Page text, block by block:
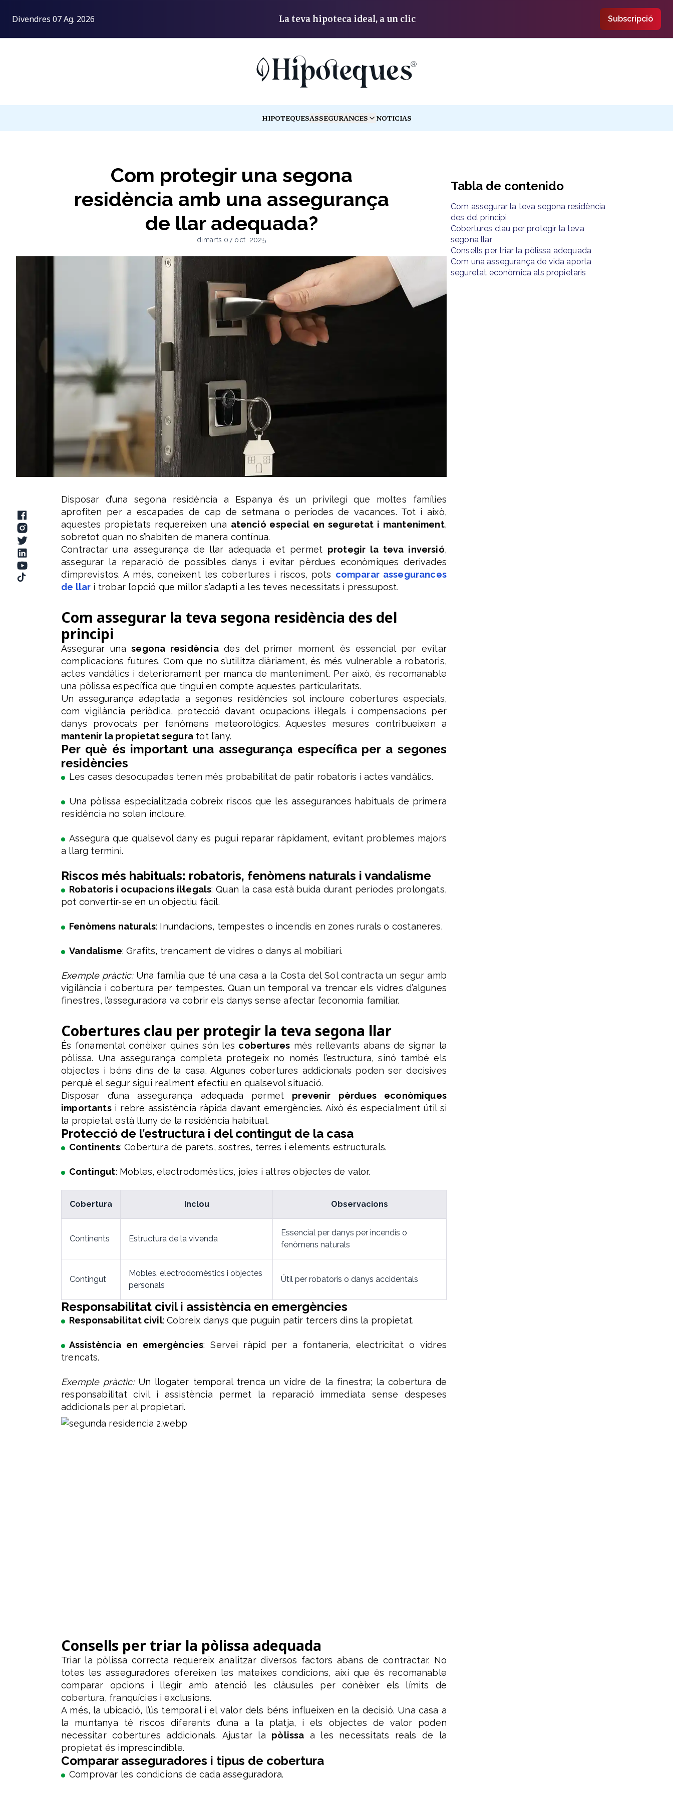
Divendres 07 Ag. 2026 La teva hipoteca ideal, a un clic Subscripció
HIPOTEQUESASSEGURANCES
TOGGLE MENU NOTICIAS
Com protegir una segona
residència amb una assegurança
de llar adequada?
dimarts 07 oct. 2025
Disposar d’una segona residència a Espanya és un privilegi que moltes famílies
aprofiten per a escapades de cap de setmana o períodes de vacances. Tot i això,
aquestes propietats requereixen una atenció especial en seguretat i manteniment,
sobretot quan no s’habiten de manera contínua.
Contractar una assegurança de llar adequada et permet protegir la teva inversió,
assegurar la reparació de possibles danys i evitar pèrdues econòmiques derivades
d’imprevistos. A més, coneixent les cobertures i riscos, pots comparar assegurances
de llar i trobar l’opció que millor s’adapti a les teves necessitats i pressupost.
Com assegurar la teva segona residència des del
principi
Assegurar unasegona residènciades del primer moment és essencial per evitar
complicacions futures. Com que no s’utilitza diàriament, és més vulnerable a robatoris,
actes vandàlics i deteriorament per manca de manteniment. Per això, és recomanable
una pòlissa específica que tingui en compte aquestes particularitats.
Un assegurança adaptada a segones residències sol incloure cobertures especials,
com vigilància periòdica, protecció davant ocupacions il·legals i compensacions per
danys provocats per fenòmens meteorològics. Aquestes mesures contribueixen a
mantenir la propietat segura tot l’any.
Per què és important una assegurança específica per a segones
residències
Les cases desocupades tenen més probabilitat de patir robatoris i actes vandàlics.
Una pòlissa especialitzada cobreix riscos que les assegurances habituals de primera
residència no solen incloure.
Assegura que qualsevol dany es pugui reparar ràpidament, evitant problemes majors
a llarg termini.
Riscos més habituals: robatoris, fenòmens naturals i vandalisme
Robatoris i ocupacions il·legals: Quan la casa està buida durant períodes prolongats,
pot convertir-se en un objectiu fàcil.
Fenòmens naturals: Inundacions, tempestes o incendis en zones rurals o costaneres.
Vandalisme: Grafits, trencament de vidres o danys al mobiliari.
Exemple pràctic:Una família que té una casa a la Costa del Sol contracta un segur amb
vigilància i cobertura per tempestes. Quan un temporal va trencar els vidres d’algunes
finestres, l’asseguradora va cobrir els danys sense afectar l’economia familiar.
Cobertures clau per protegir la teva segona llar
És fonamental conèixer quines són les cobertures més rellevants abans de signar la
pòlissa. Una assegurança completa protegeix no només l’estructura, sinó també els
objectes i béns dins de la casa. Algunes cobertures addicionals poden ser decisives
perquè el segur sigui realment efectiu en qualsevol situació.
Disposar d’una assegurança adequada permet prevenir pèrdues econòmiques
importantsi rebre assistència ràpida davant emergències. Això és especialment útil si
la propietat està lluny de la residència habitual.
Protecció de l’estructura i del contingut de la casa
Continents: Cobertura de parets, sostres, terres i elements estructurals.
Contingut: Mobles, electrodomèstics, joies i altres objectes de valor.
Cobertura Inclou Observacions
Continents Estructura de la vivenda
Essencial per danys per incendis o
fenòmens naturals
Contingut
Mobles, electrodomèstics i objectes
personals
Útil per robatoris o danys accidentals
Responsabilitat civil i assistència en emergències
Responsabilitat civil: Cobreix danys que puguin patir tercers dins la propietat.
Assistència en emergències: Servei ràpid per a fontaneria, electricitat o vidres
trencats.
Exemple pràctic:Un llogater temporal trenca un vidre de la finestra; la cobertura de
responsabilitat civil i assistència permet la reparació immediata sense despeses
addicionals per al propietari.
Consells per triar la pòlissa adequada
Triar la pòlissa correcta requereix analitzar diversos factors abans de contractar. No
totes les asseguradores ofereixen les mateixes condicions, així que és recomanable
comparar opcions i llegir amb atenció les clàusules per conèixer els límits de
cobertura, franquícies i exclusions.
A més, la ubicació, l’ús temporal i el valor dels béns influeixen en la decisió. Una casa a
la muntanya té riscos diferents d’una a la platja, i els objectes de valor poden
necessitar cobertures addicionals. Ajustar la pòlissa a les necessitats reals de la
propietat és imprescindible.
Comparar asseguradores i tipus de cobertura
Comprovar les condicions de cada asseguradora.
Tabla de contenido
Com assegurar la teva segona residència
des del principi
Cobertures clau per protegir la teva
segona llar
Consells per triar la pòlissa adequada
Com una assegurança de vida aporta
seguretat econòmica als propietaris